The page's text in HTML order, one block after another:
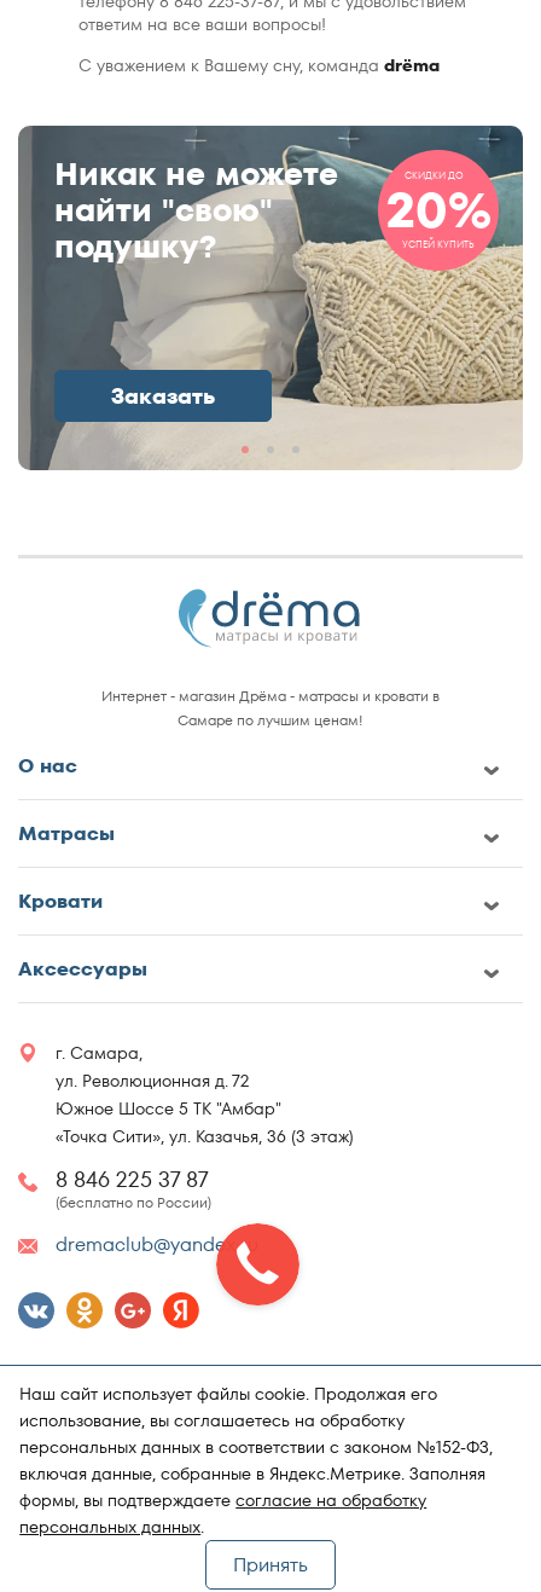
ответим на все ваши вопросы!
С уважением к Вашему сну, команда drёma
Никак не можете
найти "свою"
подушку?
Заказать
СКИДКИ ДО
20%
УСПЕЙ КУПИТЬ
Интернет - магазин Дрёма - матрасы и кровати в
Самаре по лучшим ценам!
О нас
Матрасы
Кровати
Аксессуары
г. Самара,
ул. Революционная д. 72
Южное Шоссе 5 ТК "Амбар"
«Точка Сити», ул. Казачья, 36 (3 этаж)
8 846 225 37 87
(бесплатно по России)
dremaclub@yandex.ru
Магазин матрасов "DRёMA" Поддержка и продвижение сайта
Карта сайта Политика конфиденциальности
Наш сайт использует файлы cookie. Продолжая его
использование, вы соглашаетесь на обработку
персональных данных в соответствии с законом №152-ФЗ,
включая данные, собранные в Яндекс.Метрике. Заполняя
формы, вы подтверждаетесогласие на обработку
персональных данных.
Принять